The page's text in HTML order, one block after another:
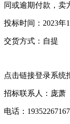
同或逾期付款，卖
投标时间：2023年
交货方式：自提
点击链接登录系统
招标联系人：庞萧
电话：19352267167